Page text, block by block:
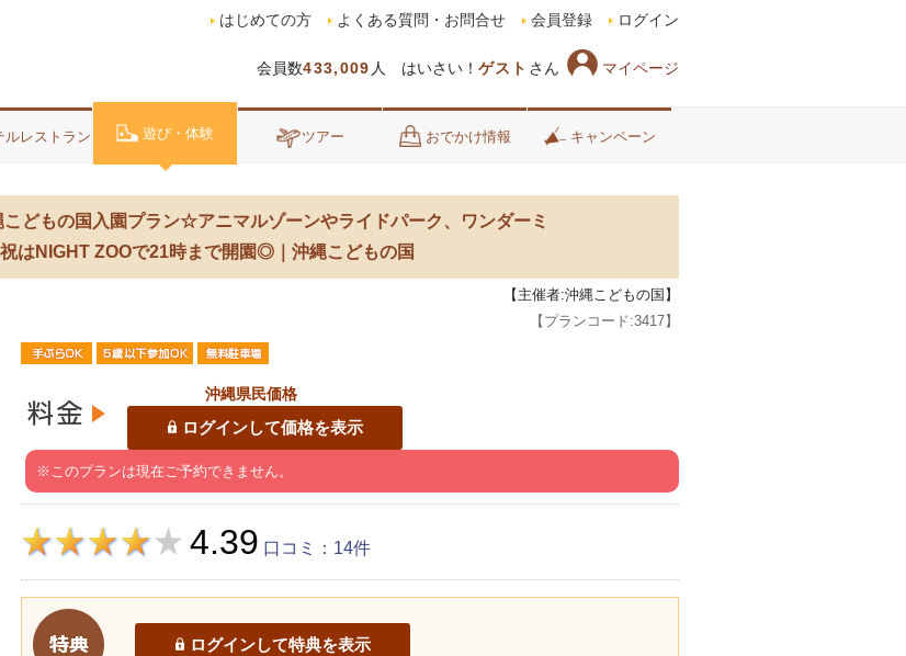
会員数433,009 人 はいさい！ ゲスト さん マイページ
はじめての方 よくある質問・お問合せ 会員登録 ログイン
ルレストラン 遊び・体験 ツアー おでかけ情報 キャンペーン
どもの国入園プラン☆アニマルゾーンやライドパーク、ワンダーミ
はNIGHT ZOOで21時まで開園◎｜沖縄こどもの国
【主催者:沖縄こどもの国】
【プランコード:3417】
沖縄県民価格
ログインして価格を表示
※このプランは現在ご予約できません。
4.39 口コミ：14件
ログインして特典を表示